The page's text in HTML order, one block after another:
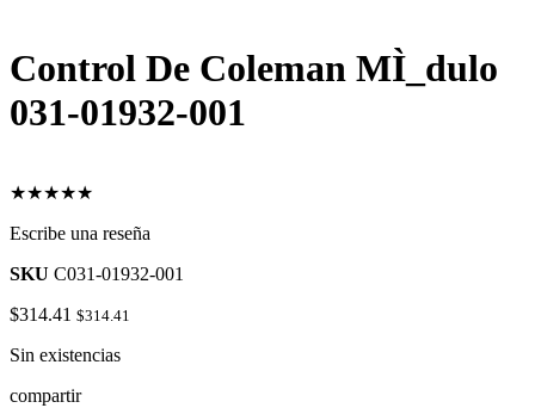
Control De Coleman MÌ_dulo
031-01932-001
★★★★★
Escribe una reseña
SKU C031-01932-001
$314.41 $314.41
Sin existencias
compartir